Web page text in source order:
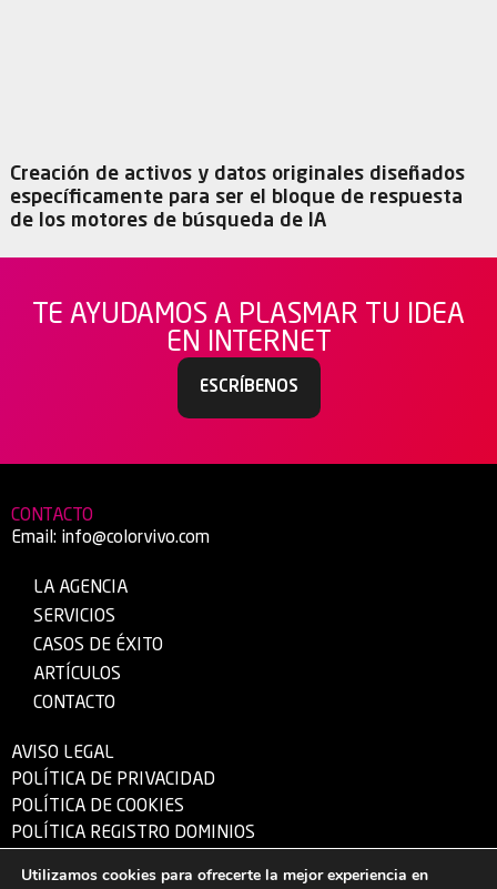
Creación de activos y datos originales diseñados
específicamente para ser el bloque de respuesta
de los motores de búsqueda de IA
TE AYUDAMOS A PLASMAR TU IDEA
EN INTERNET
ESCRÍBENOS
CONTACTO
Email: info@colorvivo.com
LA AGENCIA
SERVICIOS
CASOS DE ÉXITO
ARTÍCULOS
CONTACTO
AVISO LEGAL
POLÍTICA DE PRIVACIDAD
POLÍTICA DE COOKIES
POLÍTICA REGISTRO DOMINIOS
Utilizamos cookies para ofrecerte la mejor experiencia en